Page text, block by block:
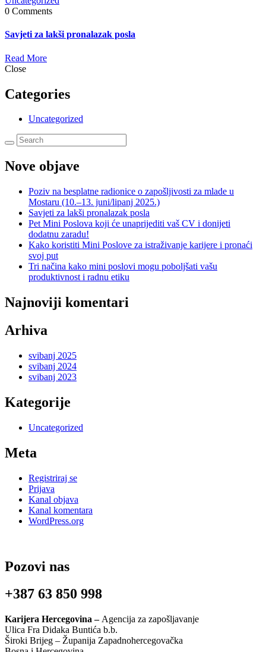
0 Comments
Savjeti za lakši pronalazak posla
Read More
Close
Categories
Uncategorized
Nove objave
Poziv na besplatne radionice o zapošljivosti za mlade u
Mostaru (10.–13. juni/lipanj 2025.)
Savjeti za lakši pronalazak posla
Pet Mini Poslova koji će unaprijediti vaš CV i donijeti
dodatnu zaradu!
Kako koristiti Mini Poslove za istraživanje karijere i pronaći
svoj put
Tri načina kako mini poslovi mogu poboljšati vašu
produktivnost i radnu etiku
Najnoviji komentari
Arhiva
svibanj 2025
svibanj 2024
svibanj 2023
Kategorije
Uncategorized
Meta
Registriraj se
Prijava
Kanal objava
Kanal komentara
WordPress.org
Pozovi nas
+387 63 850 998
Karijera Hercegovina – Agencija za zapošljavanje
Ulica Fra Didaka Buntića b.b.
Široki Brijeg – Županija Zapadnohercegovačka